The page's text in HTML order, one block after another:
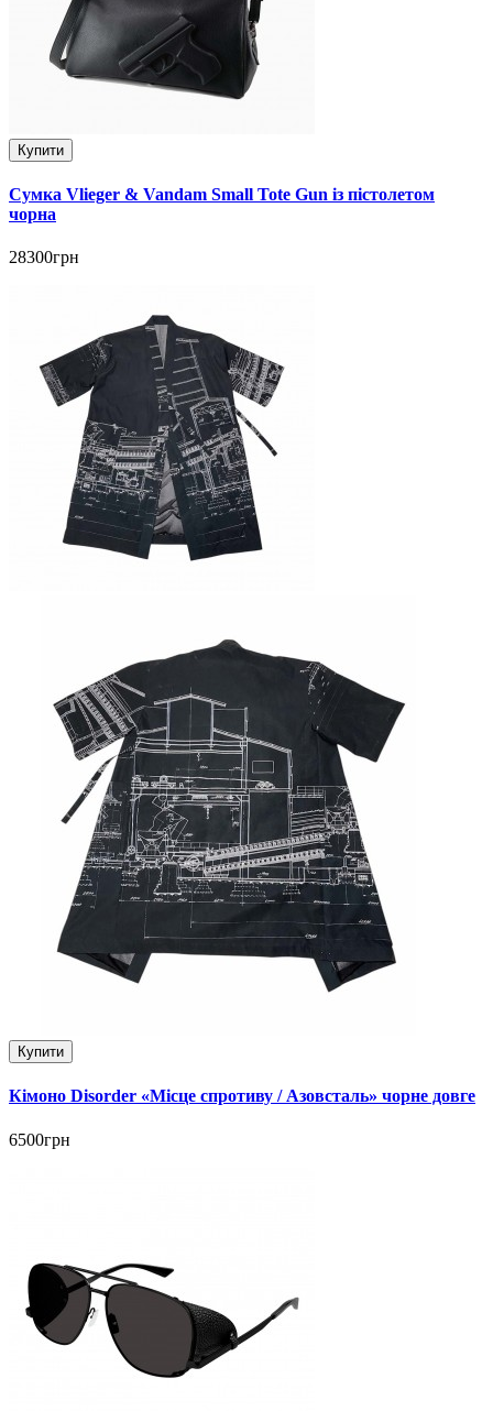
Купити
Сумка Vlieger & Vandam Small Tote Gun із пістолетом
чорна
28300грн
Купити
Кімоно Disorder «Місце спротиву / Азовсталь» чорне довге
6500грн